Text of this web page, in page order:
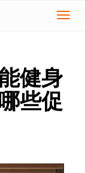
切
健身
些促